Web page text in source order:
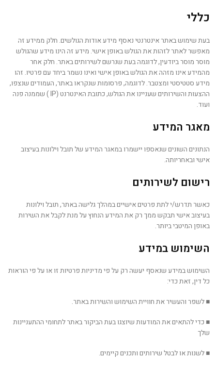
כללי
בעת שימוש באתר אינטרנטי נאסף מידע אודות הגולשים. חלק ממידע זה
מאפשר לאתר לזהות את הגולש באופן אישי. מידע זה הינו מידע שהגולש
מוסר מוסר ביודעין, לדוגמה בעת שנרשם לשירותים באתר. חלק אחר
מהמידע אינו מזהה את הגולש באופן אישי ואינו נשמר ביחד עם פרטיו. זהו
מידע סטטיסטי ומצטבר. לדוגמה, פרסומות שנקראו באתר, העמודים שנצפו,
ההצעות והשירותים שעניינו את הגולש, כתובת האינטרנט (IP ) שממנה פנה
ועוד.
מאגר המידע
הנתונים השונים שנאספו יישמרו במאגר המידע של תובל וילונות בעיצוב
אישי ובאחריותה.
רישום לשירותים
כאשר תדרש/י לתת פרטים אישיים במהלך גלישה באתר, תובל וילונות
בעיצוב אישי תבקש ממך רק את המידע הנחוץ על מנת לקבל את השירות
באופן המיטבי ביותר.
השימוש במידע
השימוש במידע שנאסף יעשה רק על פי מדיניות פרטיות זו או על פי הוראות
כל דין, זאת כדי:
■ לשפר והעשיר את חוויית השימוש והשירות באתר.
■ כדי להתאים את המודעות שיוצגו בעת הביקור באתר לתחומי ההתעניינות
שלך
■ לשנות או לבטל שירותים ותכנים קיימים.